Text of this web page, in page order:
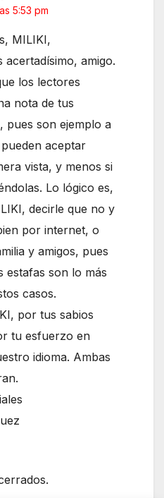
5:53 pm
MILIKI,
acertadísimo, amigo.
los lectores
nota de tus
pues son ejemplo a
aceptar
vista, y menos si
Lo lógico es,
decirle que no y
por internet, o
y amigos, pues
estafas son lo más
casos.
por tus sabios
tu esfuerzo en
idioma. Ambas